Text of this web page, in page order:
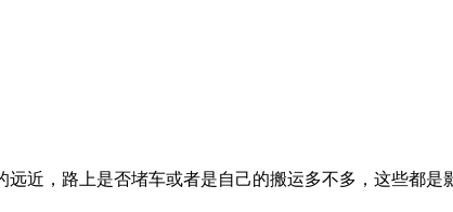
近，路上是否堵车或者是自己的搬运多不多，这些都